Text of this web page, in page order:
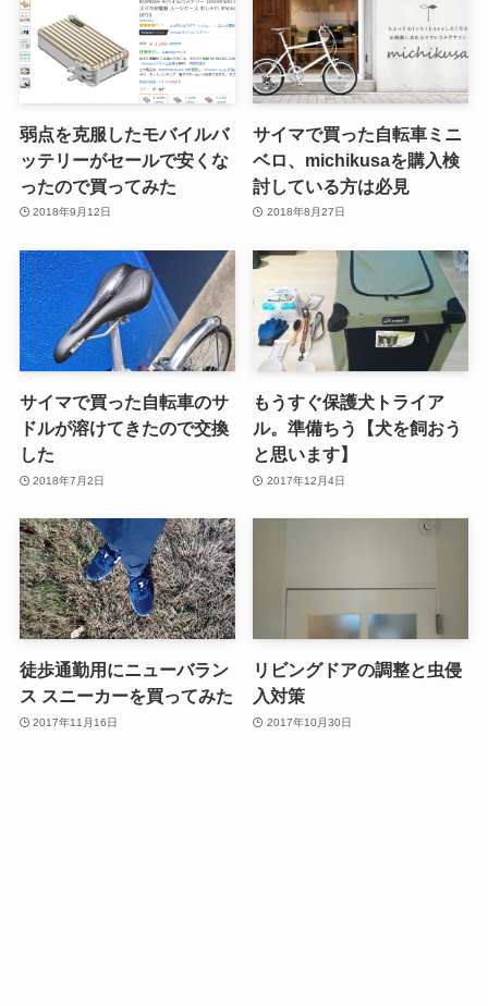
弱点を克服したモバイルバ
ッテリーがセールで安くな
ったので買ってみた
2018年9月12日
サイマで買った自転車ミニ
ベロ、michikusaを購入検
討している方は必見
2018年8月27日
サイマで買った自転車のサ
ドルが溶けてきたので交換
した
2018年7月2日
もうすぐ保護犬トライア
ル。準備ちう【犬を飼おう
と思います】
2017年12月4日
徒歩通勤用にニューバラン
ス スニーカーを買ってみた
2017年11月16日
リビングドアの調整と虫侵
入対策
2017年10月30日